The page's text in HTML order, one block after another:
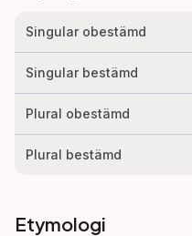
Singular obestämd
Singular bestämd
Plural obestämd
Plural bestämd
Etymologi